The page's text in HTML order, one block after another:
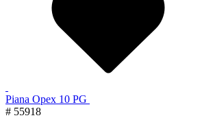
Piana Орех 10 PG
# 55918